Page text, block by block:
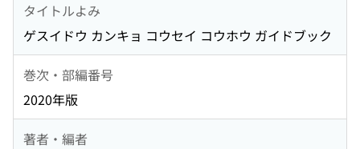
タイトルよみ
ゲスイドウ カンキョ コウセイ コウホウ ガイドブック
巻次・部編番号
2020年版
著者・編者